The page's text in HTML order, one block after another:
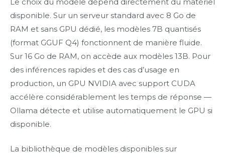
disponible. Sur un serveur standard avec 8 Go de
RAM et sans GPU dédié, les modèles 7B quantisés
(format GGUF Q4) fonctionnent de manière fluide.
Sur 16 Go de RAM, on accède aux modèles 13B. Pour
des inférences rapides et des cas d’usage en
production, un GPU NVIDIA avec support CUDA
accélère considérablement les temps de réponse —
Ollama détecte et utilise automatiquement le GPU si
disponible.
La bibliothèque de modèles disponibles sur